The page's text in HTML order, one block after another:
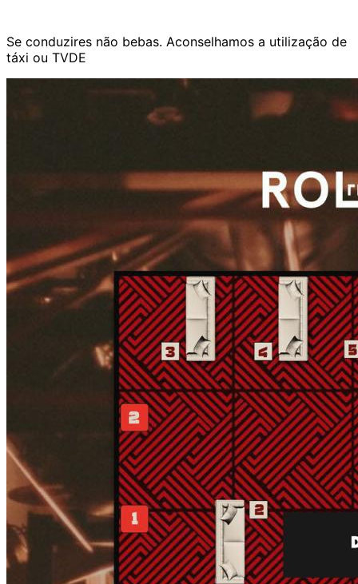
Se conduzires não bebas. Aconselhamos a utilização de
táxi ou TVDE